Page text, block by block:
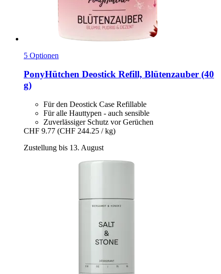
5 Optionen
PonyHütchen Deostick Refill, Blütenzauber (40
g)
Für den Deostick Case Refillable
Für alle Hauttypen - auch sensible
Zuverlässiger Schutz vor Gerüchen
CHF 9.77 (CHF 244.25 / kg)
Zustellung bis 13. August